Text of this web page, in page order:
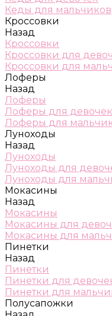
Кеды для мальчиков
Кроссовки
Назад
Кроссовки
Кроссовки для
Кроссовки для
Лоферы
Назад
Лоферы
Лоферы для девочек
Лоферы для
Луноходы
Назад
Луноходы
Луноходы для
Луноходы для
Мокасины
Назад
Мокасины
Мокасины для
Мокасины для
Пинетки
Назад
Пинетки
Пинетки для
Пинетки для
Полусапожки